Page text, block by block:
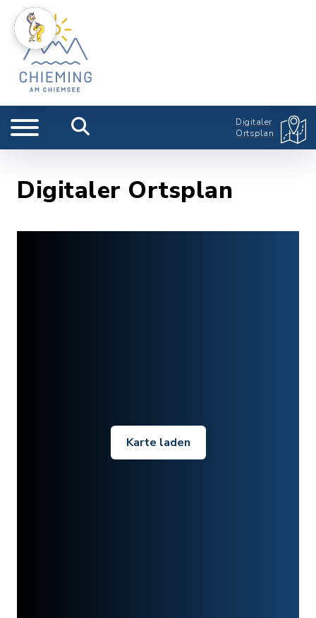
Digitaler
Ortsplan
Digitaler Ortsplan
Karte laden